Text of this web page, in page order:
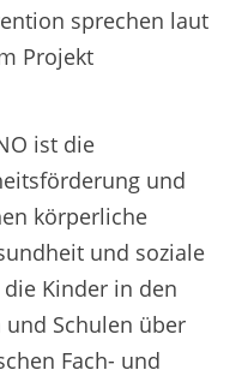
sprechen laut
Projekt
ist die
und
körperliche
und soziale
Kinder in den
Schulen über
Fach- und